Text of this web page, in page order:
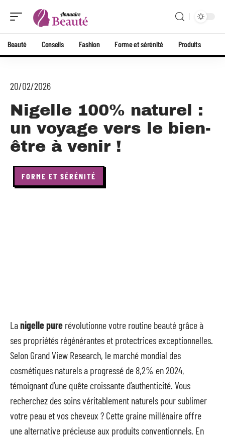
Beauté Conseils Fashion Forme et sérénité Produits
20/02/2026
Nigelle 100% naturel :
un voyage vers le bien-
être à venir !
FORME ET SÉRÉNITÉ
Lanigelle pure révolutionne votre routine beauté grâce à
ses propriétés régénérantes et protectrices exceptionnelles.
Selon Grand View Research, le marché mondial des
cosmétiques naturels a progressé de 8,2% en 2024,
témoignant d’une quête croissante d’authenticité. Vous
recherchez des soins véritablement naturels pour sublimer
votre peau et vos cheveux ? Cette graine millénaire offre
une alternative précieuse aux produits conventionnels. En